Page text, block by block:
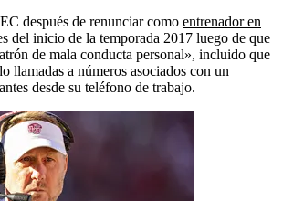
después de renunciar como entrenador en
del inicio de la temporada 2017 luego de que
de mala conducta personal», incluido que
llamadas a números asociados con un
desde su teléfono de trabajo.